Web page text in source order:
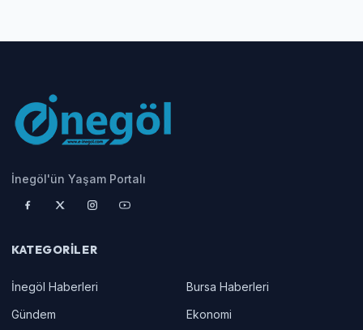
İnegöl'ün Yaşam Portalı
KATEGORILER
İnegöl Haberleri
Bursa Haberleri
Gündem
Ekonomi